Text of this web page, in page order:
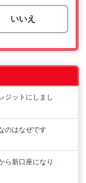
いいえ
ジットにしまし
のはなぜです
ら新口座になり